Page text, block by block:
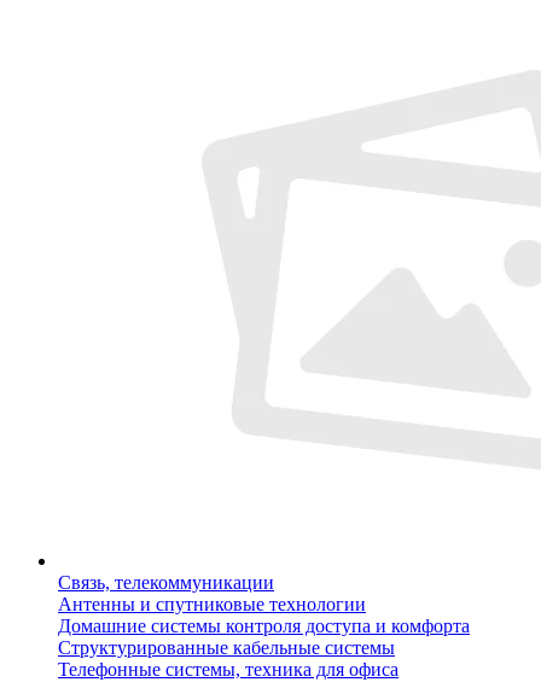
Связь, телекоммуникации
Антенны и спутниковые технологии
Домашние системы контроля доступа и комфорта
Структурированные кабельные системы
Телефонные системы, техника для офиса